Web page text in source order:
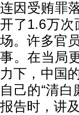
连因受贿罪
开了1.6万次
场。许多官
事。在当局
力下，中国
自己的“清
报告时，讲